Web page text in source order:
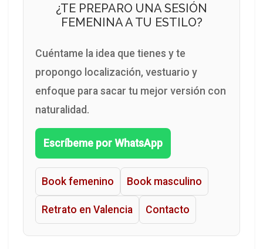
¿TE PREPARO UNA SESIÓN
FEMENINA A TU ESTILO?
Cuéntame la idea que tienes y te
propongo localización, vestuario y
enfoque para sacar tu mejor versión con
naturalidad.
Escríbeme por WhatsApp
Book femenino Book masculino
Retrato en Valencia Contacto